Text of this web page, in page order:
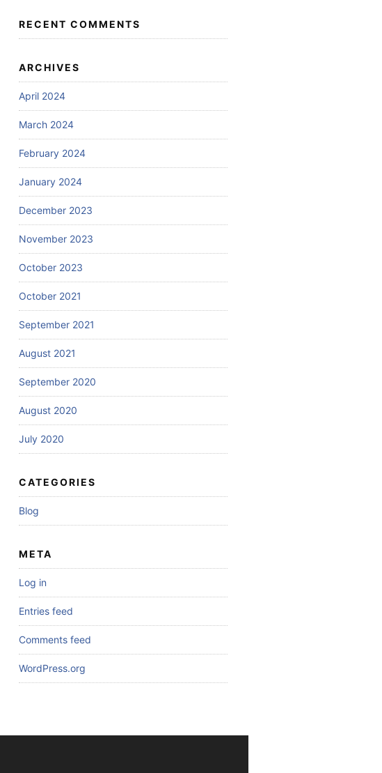
RECENT COMMENTS
ARCHIVES
April 2024
March 2024
February 2024
January 2024
December 2023
November 2023
October 2023
October 2021
September 2021
August 2021
September 2020
August 2020
July 2020
CATEGORIES
Blog
META
Log in
Entries feed
Comments feed
WordPress.org